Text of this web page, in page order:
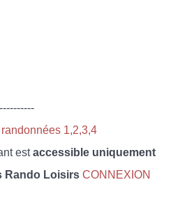
----------
1,2,3,4
estaccessible uniquement
Rando Loisirs CONNEXION